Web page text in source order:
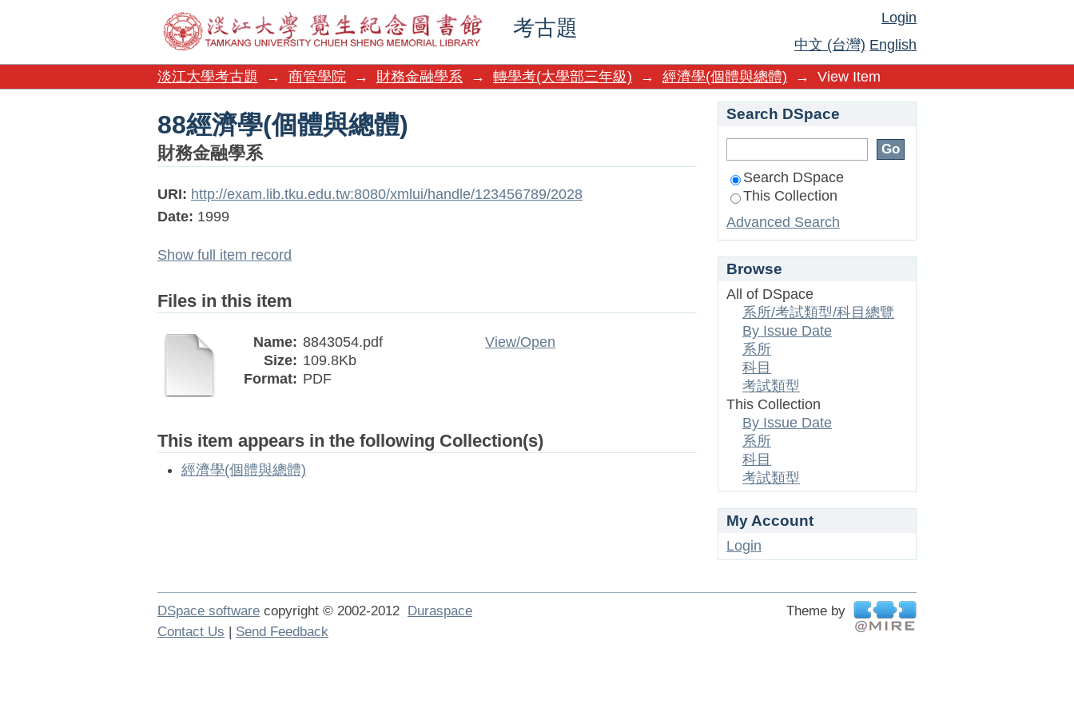
考古題
88經濟學(個體與總體)
Login
中文 (台灣) English
淡江大學考古題
→ 商管學院 → 財務金融學系 → 轉學考(大學部三年級) → 經濟學(個體與總體) → View Item
88經濟學(個體與總體)
財務金融學系
URI: http://exam.lib.tku.edu.tw:8080/xmlui/handle/123456789/2028
Date: 1999
Show full item record
Files in this item
Name: 8843054.pdf
Size: 109.8Kb
Format: PDF
View/Open
This item appears in the following Collection(s)
經濟學(個體與總體)
Search DSpace
Search DSpace
This Collection
Advanced Search
Browse
All of DSpace
系所/考試類型/科目總覽
By Issue Date
系所
科目
考試類型
This Collection
By Issue Date
系所
科目
考試類型
My Account
Login
DSpace software copyright © 2002-2012 Duraspace
Theme by
Contact Us | Send Feedback